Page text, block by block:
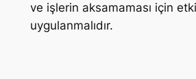
ve işlerin aksamaması için
uygulanmalıdır.